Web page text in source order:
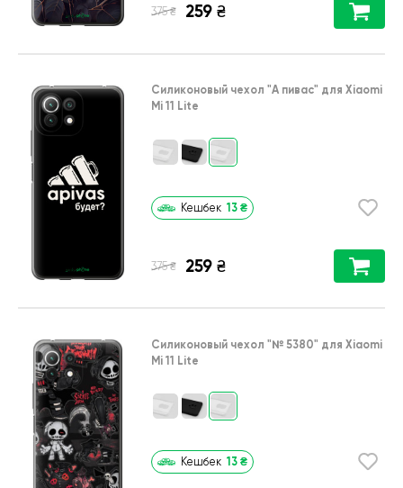
375 ₴ 259 ₴
Силиконовый чехол "А пивас" для Xiaomi
Mi 11 Lite
Кешбек 13 ₴
375 ₴ 259 ₴
Силиконовый чехол "№ 5380" для Xiaomi
Mi 11 Lite
Кешбек 13 ₴